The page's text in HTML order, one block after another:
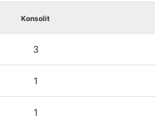
Konsolit
3
1
1